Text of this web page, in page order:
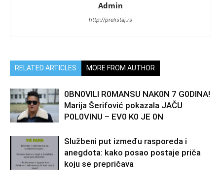
Admin
http://prelistaj.rs
RELATED ARTICLES MORE FROM AUTHOR
0BN0VlLl R0MANSU NAK0N 7 G0DlNA!
Marija Šerifović pokazala JAČU
P0L0VINU – EV0 K0 JE 0N
Službeni put između rasporeda i
anegdota: kako posao postaje priča
koju se prepričava